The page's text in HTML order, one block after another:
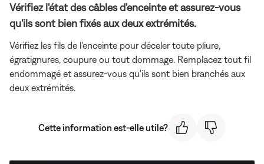
Vérifiez l'état des câbles d'enceinte et assurez-vous
qu'ils sont bien fixés aux deux extrémités.
Vérifiez les fils de l'enceinte pour déceler toute pliure,
égratignures, coupure ou tout dommage. Remplacez tout fil
endommagé et assurez-vous qu'ils sont bien branchés aux
deux extrémités.
Cette information est-elle utile?